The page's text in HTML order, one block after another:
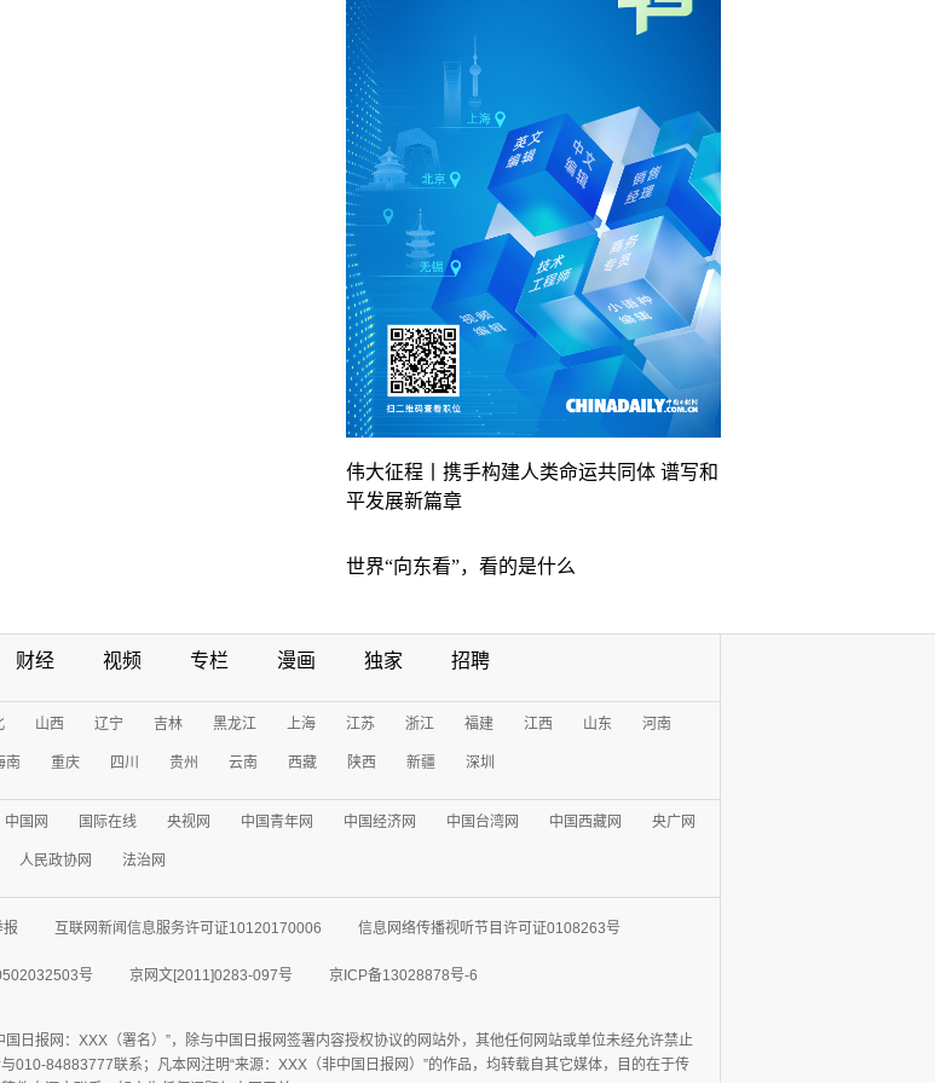
伟大征程丨携手构建人类命运共同体 谱写和
平发展新篇章
世界“向东看”，看的是什么
财经 视频 专栏 漫画 独家 招聘
山西 辽宁 吉林 黑龙江 上海 江苏 浙江 福建 江西 山东 河南
南 重庆 四川 贵州 云南 西藏 陕西 新疆 深圳
中国网 国际在线 央视网 中国青年网 中国经济网 中国台湾网 中国西藏网 央广网
人民政协网 法治网
报 互联网新闻信息服务许可证10120170006 信息网络传播视听节目许可证0108263号
号 京网文[2011]0283-097号 京ICP备13028878号-6
日报网：XXX（署名）”，除与中国日报网签署内容授权协议的网站外，其他任何网站或单位未经允许禁止
010-84883777联系；凡本网注明“来源：XXX（非中国日报网）”的作品，均转载自其它媒体，目的在于传